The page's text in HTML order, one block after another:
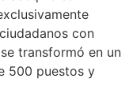
con
transformó en un
500 puestos y